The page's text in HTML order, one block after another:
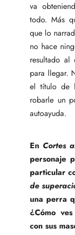
va
todo. Más
que lo
no hace
resultado
para llegar.
el título de
robarle un
autoayuda.
En Cortes
personaje
particular
de
una perra
¿Cómo
con sus